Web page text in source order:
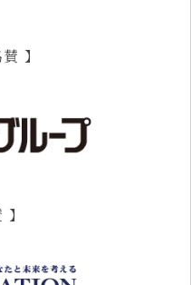
】